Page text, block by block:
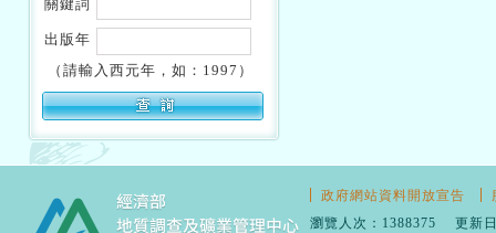
關鍵詞
出版年
（請輸入西元年，如：1997）
政府網站資料開放宣告
瀏覽人次：1388375 更新